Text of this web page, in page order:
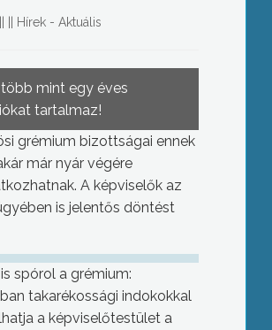
Hírek - Aktuális
több mint egy éves
tartalmaz!
grémium bizottságai ennek
már nyár végére
A képviselők az
is jelentős döntést
spórol a grémium:
takarékossági indokokkal
a képviselőtestület a